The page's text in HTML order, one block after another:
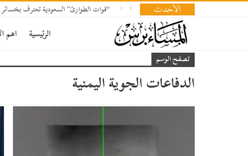
الأحدث “قوات الطوارئ” السعودية تعترف
الرئيسية اهم
تصفح الوسم
الدفاعات الجوية اليمنية